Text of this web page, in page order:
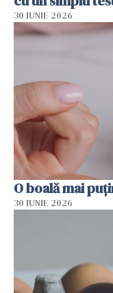
30 IUNIE 2026
O boală mai
30 IUNIE 2026